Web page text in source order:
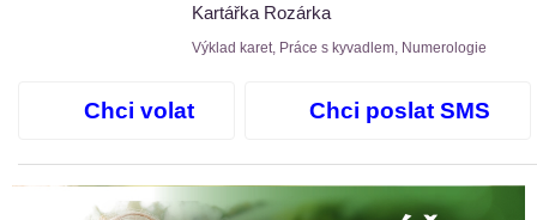
Kartářka Rozárka
Výklad karet, Práce s kyvadlem, Numerologie
Chci volat Chci poslat SMS